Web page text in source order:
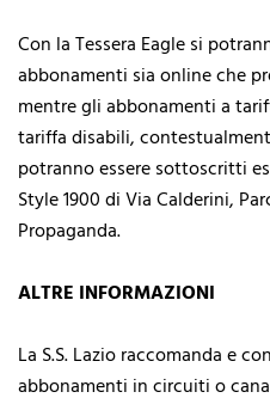
Con la Tessera Eagle si
abbonamenti sia online che
mentre gli abbonamenti a
tariffa disabili,
potranno essere sottoscritti
Style 1900 di Via Calderini,
Propaganda.
ALTRE INFORMAZIONI
La S.S. Lazio raccomanda e
abbonamenti in circuiti o